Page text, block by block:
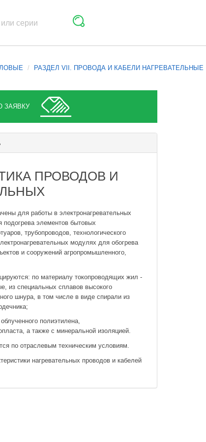
РАЗДЕЛ VII. ПРОВОДА И КАБЕЛИ НАГРЕВАТЕЛЬНЫЕ
ЗАЯВКУ
ПРОВОДОВ И
для работы в электронагревательных
элементов бытовых
трубопроводов, технологического
модулях для обогрева
и сооружений агропромышленного,
по материалу токопроводящих жил -
из специальных сплавов высокого
шнура, в том числе в виде спирали из
полиэтилена,
а также с минеральной изоляцией.
по отраслевым техническим условиям.
нагревательных проводов и кабелей